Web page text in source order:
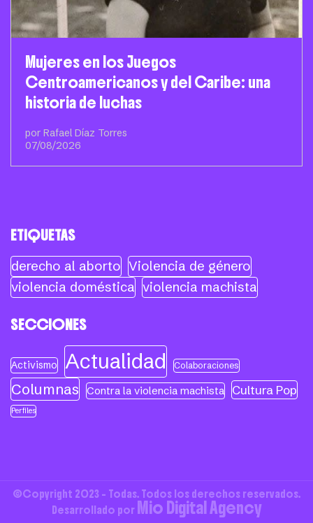
Mujeres en los Juegos
Centroamericanos y del Caribe: una
historia de luchas
por Rafael Díaz Torres
07/08/2026
ETIQUETAS
derecho al aborto Violencia de género
violencia doméstica violencia machista
SECCIONES
Activismo Actualidad Colaboraciones
Columnas Contra la violencia machista Cultura Pop
Perfiles
©Copyright 2023 - Todas. Todos los derechos reservados.
Desarrollado por Mio Digital Agency